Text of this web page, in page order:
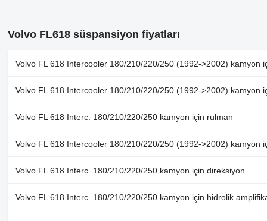
Volvo FL618 süspansiyon fiyatları
Volvo FL 618 Intercooler 180/210/220/250 (1992->2002) kamyon
Volvo FL 618 Intercooler 180/210/220/250 (1992->2002) kamyon
Volvo FL 618 Interc. 180/210/220/250 kamyon için rulman
Volvo FL 618 Intercooler 180/210/220/250 (1992->2002) kamyon
Volvo FL 618 Interc. 180/210/220/250 kamyon için direksiyon
Volvo FL 618 Interc. 180/210/220/250 kamyon için hidrolik